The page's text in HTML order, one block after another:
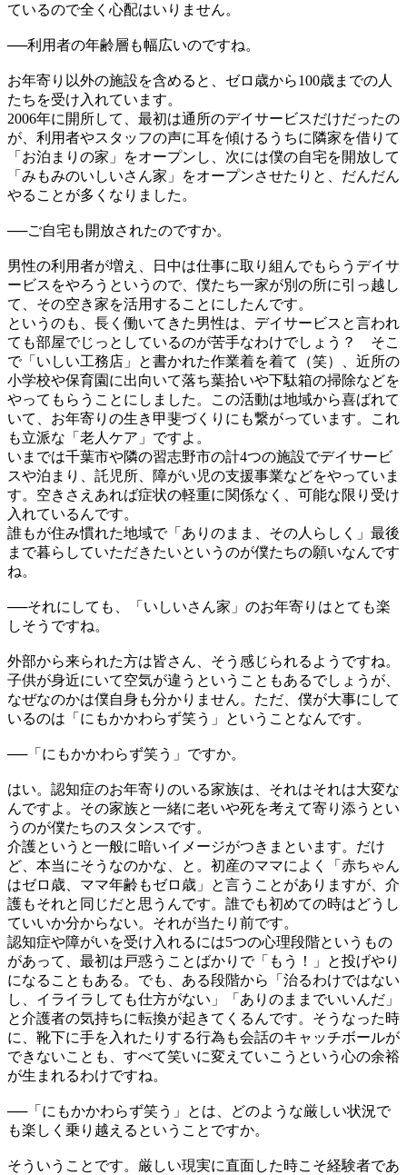
ているので全く心配はいりません。
──利用者の年齢層も幅広いのですね。
お年寄り以外の施設を含めると、ゼロ歳から100歳までの人
たちを受け入れています。
2006年に開所して、最初は通所のデイサービスだけだったの
が、利用者やスタッフの声に耳を傾けるうちに隣家を借りて
「お泊まりの家」をオープンし、次には僕の自宅を開放して
「みもみのいしいさん家」をオープンさせたりと、だんだん
やることが多くなりました。
──ご自宅も開放されたのですか。
男性の利用者が増え、日中は仕事に取り組んでもらうデイサ
ービスをやろうというので、僕たち一家が別の所に引っ越し
て、その空き家を活用することにしたんです。
というのも、長く働いてきた男性は、デイサービスと言われ
ても部屋でじっとしているのが苦手なわけでしょう？ そこ
で「いしい工務店」と書かれた作業着を着て（笑）、近所の
小学校や保育園に出向いて落ち葉拾いや下駄箱の掃除などを
やってもらうことにしました。この活動は地域から喜ばれて
いて、お年寄りの生き甲斐づくりにも繋がっています。これ
も立派な「老人ケア」ですよ。
いまでは千葉市や隣の習志野市の計4つの施設でデイサービ
スや泊まり、託児所、障がい児の支援事業などをやっていま
す。空きさえあれば症状の軽重に関係なく、可能な限り受け
入れているんです。
誰もが住み慣れた地域で「ありのまま、その人らしく」最後
まで暮らしていただきたいというのが僕たちの願いなんです
ね。
──それにしても、「いしいさん家」のお年寄りはとても楽
しそうですね。
外部から来られた方は皆さん、そう感じられるようですね。
子供が身近にいて空気が違うということもあるでしょうが、
なぜなのかは僕自身も分かりません。ただ、僕が大事にして
いるのは「にもかかわらず笑う」ということなんです。
──「にもかかわらず笑う」ですか。
はい。認知症のお年寄りのいる家族は、それはそれは大変な
んですよ。その家族と一緒に老いや死を考えて寄り添うとい
うのが僕たちのスタンスです。
介護というと一般に暗いイメージがつきまといます。だけ
ど、本当にそうなのかな、と。初産のママによく「赤ちゃん
はゼロ歳、ママ年齢もゼロ歳」と言うことがありますが、介
護もそれと同じだと思うんです。誰でも初めての時はどうし
ていいか分からない。それが当たり前です。
認知症や障がいを受け入れるには5つの心理段階というもの
があって、最初は戸惑うことばかりで「もう！」と投げやり
になることもある。でも、ある段階から「治るわけではない
し、イライラしても仕方がない」「ありのままでいいんだ」
と介護者の気持ちに転換が起きてくるんです。そうなった時
に、靴下に手を入れたりする行為も会話のキャッチボールが
できないことも、すべて笑いに変えていこうという心の余裕
が生まれるわけですね。
──「にもかかわらず笑う」とは、どのような厳しい状況で
も楽しく乗り越えるということですか。
そういうことです。厳しい現実に直面した時こそ経験者であ